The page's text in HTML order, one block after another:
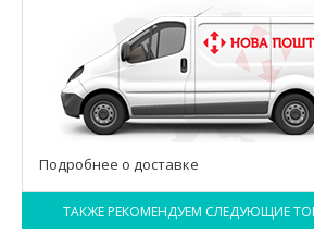
Подробнее о доставке
ТАКЖЕ РЕКОМЕНДУЕМ СЛЕДУЮЩИЕ